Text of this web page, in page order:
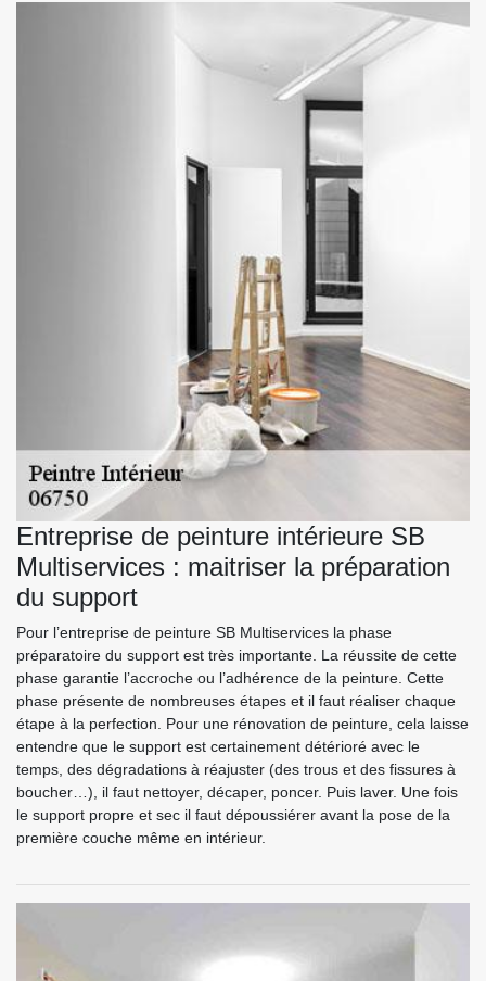
Entreprise de peinture intérieure SB
Multiservices : maitriser la préparation
du support
Pour l’entreprise de peinture SB Multiservices la phase
préparatoire du support est très importante. La réussite de cette
phase garantie l’accroche ou l’adhérence de la peinture. Cette
phase présente de nombreuses étapes et il faut réaliser chaque
étape à la perfection. Pour une rénovation de peinture, cela laisse
entendre que le support est certainement détérioré avec le
temps, des dégradations à réajuster (des trous et des fissures à
boucher…), il faut nettoyer, décaper, poncer. Puis laver. Une fois
le support propre et sec il faut dépoussiérer avant la pose de la
première couche même en intérieur.